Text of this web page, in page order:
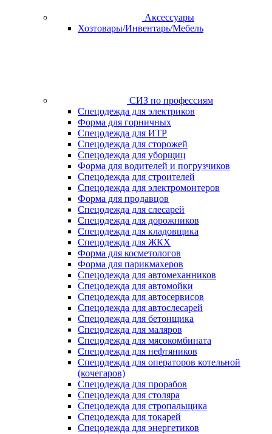
Аксессуары
Хозтовары/Инвентарь/Мебель
СИЗ по профессиям
Спецодежда для электриков
Форма для горничных
Спецодежда для ИТР
Спецодежда для сторожей
Спецодежда для уборщиц
Форма для водителей и погрузчиков
Спецодежда для строителей
Спецодежда для электромонтеров
Форма для продавцов
Спецодежда для слесарей
Спецодежда для дорожников
Спецодежда для кладовщика
Спецодежда для ЖКХ
Форма для косметологов
Форма для парикмахеров
Спецодежда для автомеханников
Спецодежда для автомойки
Спецодежда для автосервисов
Спецодежда для автослесарей
Спецодежда для бетонщика
Спецодежда для маляров
Спецодежда для мясокомбината
Спецодежда для нефтяников
Спецодежда для операторов котельной
(кочегаров)
Спецодежда для прорабов
Спецодежда для столяра
Спецодежда для стропальщика
Спецодежда для токарей
Спецодежда для энергетиков